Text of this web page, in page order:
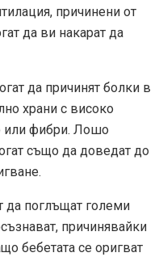
причинени от
да ви накарат да
да причинят болки в
храни с високо
или фибри. Лошо
също да доведат до
да поглъщат големи
причинявайки
бебетата се оригват